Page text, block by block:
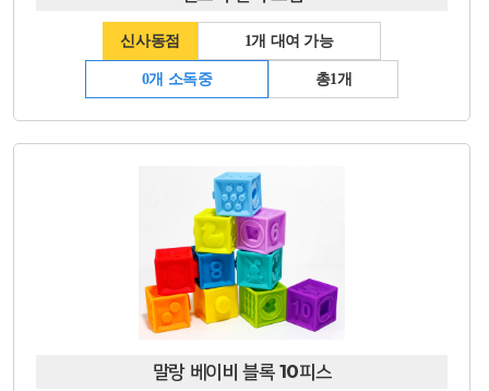
신사동점 1개 대여 가능
0개 소독중 총1개
말랑 베이비 블록 10피스